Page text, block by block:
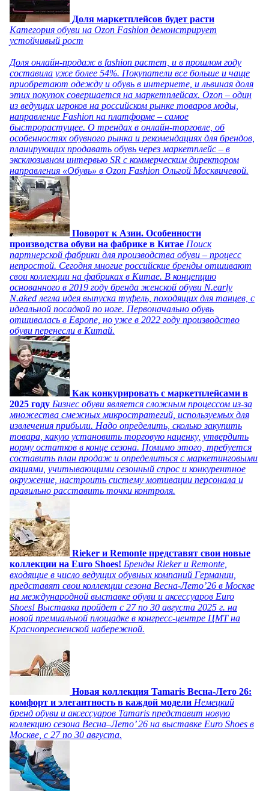
Доля маркетплейсов будет расти
Категория обуви на Ozon Fashion демонстрирует
устойчивый рост
Доля онлайн-продаж в fashion растет, и в прошлом году
составила уже более 54%. Покупатели все больше и чаще
приобретают одежду и обувь в интернете, и львиная доля
этих покупок совершается на маркетплейсах. Ozon – один
из ведущих игроков на российском рынке товаров моды,
направление Fashion на платформе – самое
быстрорастущее. О трендах в онлайн-торговле, об
особенностях обувного рынка и рекомендациях для брендов,
планирующих продавать обувь через маркетплейс – в
эксклюзивном интервью SR с коммерческим директором
направления «Обувь» в Ozon Fashion Ольгой Москвичевой.
Поворот к Азии. Особенности
производства обуви на фабрике в Китае Поиск
партнерской фабрики для производства обуви – процесс
непростой. Сегодня многие российские бренды отшивают
свои коллекции на фабриках в Китае. В концепцию
основанного в 2019 году бренда женской обуви N.early
N.aked легла идея выпуска туфель, походящих для танцев, с
идеальной посадкой по ноге. Первоначально обувь
отшивалась в Европе, но уже в 2022 году производство
обуви перенесли в Китай.
Как конкурировать с маркетплейсами в
2025 году Бизнес обуви является сложным процессом из-за
множества смежных микростратегий, используемых для
извлечения прибыли. Надо определить, сколько закупить
товара, какую установить торговую наценку, утвердить
норму остатков в конце сезона. Помимо этого, требуется
составить план продаж и определиться с маркетинговыми
акциями, учитывающими сезонный спрос и конкурентное
окружение, настроить систему мотивации персонала и
правильно расставить точки контроля.
Rieker и Remonte представят свои новые
коллекции на Euro Shoes! Бренды Rieker и Remonte,
входящие в число ведущих обувных компаний Германии,
представят свои коллекции сезона Весна-Лето’26 в Москве
на международной выставке обуви и аксессуаров Euro
Shoes! Выставка пройдет c 27 по 30 августа 2025 г. на
новой премиальной площадке в конгресс-центре ЦМТ на
Краснопресненской набережной.
Новая коллекция Tamaris Весна-Лето 26:
комфорт и элегантность в каждой модели Немецкий
бренд обуви и аксессуаров Tamaris представит новую
коллекцию сезона Весна–Лето’ 26 на выставке Euro Shoes в
Москве, с 27 по 30 августа.